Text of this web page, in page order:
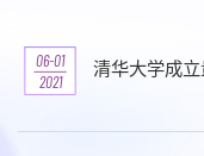
06-01
2021
清华大学成